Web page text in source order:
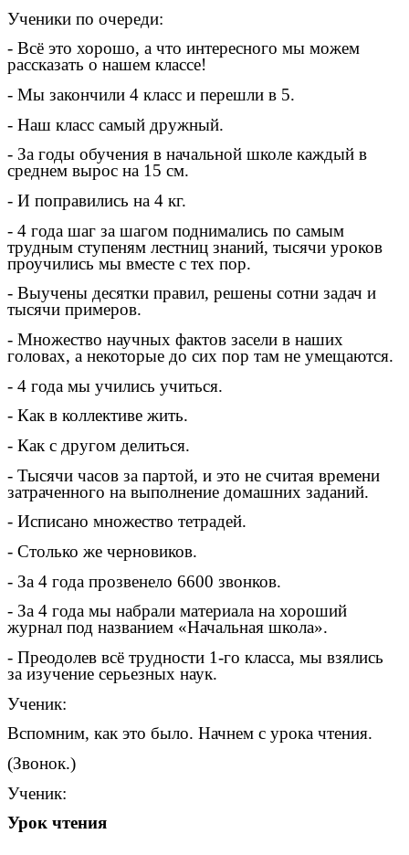
Ученики по очереди:
- Всё это хорошо, а что интересного мы можем
рассказать о нашем классе!
- Мы закончили 4 класс и перешли в 5.
- Наш класс самый дружный.
- За годы обучения в начальной школе каждый в
среднем вырос на 15 см.
- И поправились на 4 кг.
- 4 года шаг за шагом поднимались по самым
трудным ступеням лестниц знаний, тысячи уроков
проучились мы вместе с тех пор.
- Выучены десятки правил, решены сотни задач и
тысячи примеров.
- Множество научных фактов засели в наших
головах, а некоторые до сих пор там не умещаются.
- 4 года мы учились учиться.
- Как в коллективе жить.
- Как с другом делиться.
- Тысячи часов за партой, и это не считая времени
затраченного на выполнение домашних заданий.
- Исписано множество тетрадей.
- Столько же черновиков.
- За 4 года прозвенело 6600 звонков.
- За 4 года мы набрали материала на хороший
журнал под названием «Начальная школа».
- Преодолев всё трудности 1-го класса, мы взялись
за изучение серьезных наук.
Ученик:
Вспомним, как это было. Начнем с урока чтения.
(Звонок.)
Ученик:
Урок чтения